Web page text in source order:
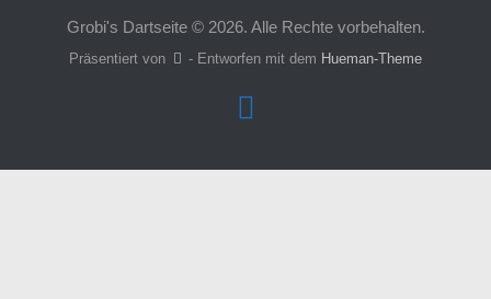
Grobi's Dartseite © 2026. Alle Rechte vorbehalten.
Präsentiert von - Entworfen mit dem Hueman-Theme